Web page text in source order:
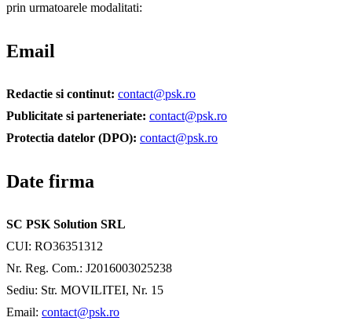
prin urmatoarele modalitati:
Email
Redactie si continut: contact@psk.ro
Publicitate si parteneriate: contact@psk.ro
Protectia datelor (DPO): contact@psk.ro
Date firma
SC PSK Solution SRL
CUI: RO36351312
Nr. Reg. Com.: J2016003025238
Sediu: Str. MOVILITEI, Nr. 15
Email: contact@psk.ro